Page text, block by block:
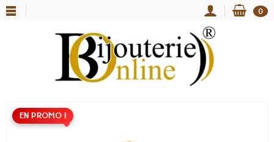
0
EN PROMO !